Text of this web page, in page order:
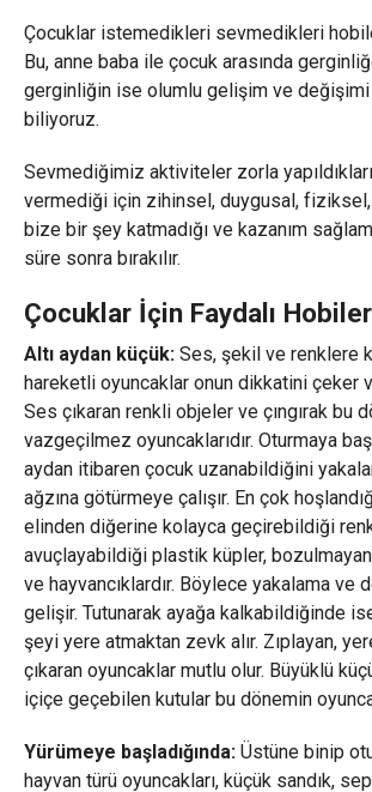
Çocuklar istemedikleri sevmedikleri
Bu, anne baba ile çocuk arasında
gerginliğin ise olumlu gelişim ve değişimi
biliyoruz.
Sevmediğimiz aktiviteler zorla
vermediği için zihinsel, duygusal,
bize bir şey katmadığı ve kazanım
süre sonra bırakılır.
Çocuklar İçin Faydalı Hobiler
Altı aydan küçük: Ses, şekil ve renklere
hareketli oyuncaklar onun dikkatini çeker
Ses çıkaran renkli objeler ve çıngırak bu
vazgeçilmez oyuncaklarıdır. Oturmaya
aydan itibaren çocuk uzanabildiğini
ağzına götürmeye çalışır. En çok
elinden diğerine kolayca geçirebildiği
avuçlayabildiği plastik küpler,
ve hayvancıklardır. Böylece yakalama ve
gelişir. Tutunarak ayağa kalkabildiğinde
şeyi yere atmaktan zevk alır. Zıplayan,
çıkaran oyuncaklar mutlu olur. Büyüklü
içiçe geçebilen kutular bu dönemin
Yürümeye başladığında: Üstüne binip
hayvan türü oyuncakları, küçük sandık,